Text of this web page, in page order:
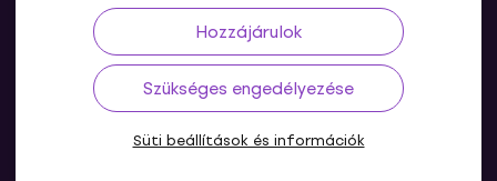
Hozzájárulok
Szükséges engedélyezése
Süti beállítások és információk